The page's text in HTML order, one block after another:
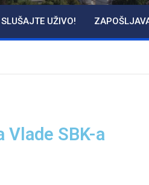
SLUŠAJTE UŽIVO!
SBK-a